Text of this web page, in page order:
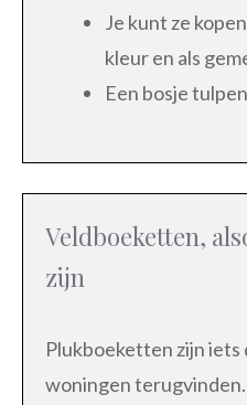
Je kunt ze
kleur en als
Een bosje
Veldboeketten,
zijn
Plukboeketten zijn iets
woningen